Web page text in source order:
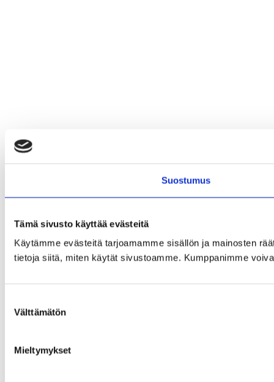
Suostumus
Tämä sivusto käyttää evästeitä
Käytämme evästeitä tarjoamamme sisällön ja mainosten
tietoja siitä, miten käytät sivustoamme. Kumppanimme
valinta
Välttämätön
Mieltymykset